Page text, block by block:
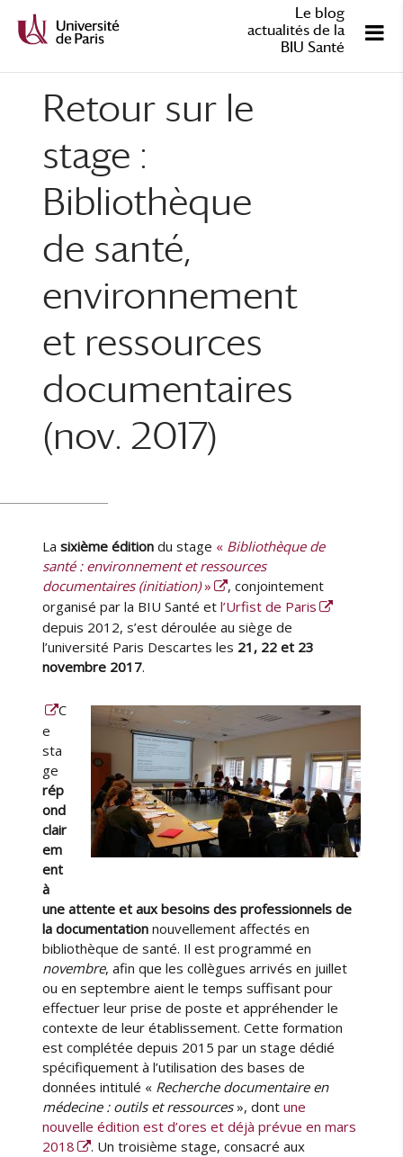
Le blog
actualités de la
BIU Santé
Retour sur le
stage :
Bibliothèque
de santé,
environnement
et ressources
documentaires
(nov. 2017)
Lasixième édition du stage « Bibliothèque de
santé : environnement et ressources
documentaires (initiation)»
, conjointement
organisé par la BIU Santé etl’Urfist de Paris
depuis 2012, s’est déroulée au siège de
l’université Paris Descartes les 21, 22 et 23
novembre 2017.
C
e
sta
ge
rép
ond
clair
em
ent
à
une attente et aux besoins des professionnels de
la documentation nouvellement affectés en
bibliothèque de santé. Il est programmé en
novembre, afin que les collègues arrivés en juillet
ou en septembre aient le temps suffisant pour
effectuer leur prise de poste et appréhender le
contexte de leur établissement. Cette formation
est complétée depuis 2015 par un stage dédié
spécifiquement à l’utilisation des bases de
données intitulé « Recherche documentaire en
médecine : outils et ressources», dontune
nouvelle édition est d’ores et déjà prévue en mars
2018
. Un troisième stage, consacré aux